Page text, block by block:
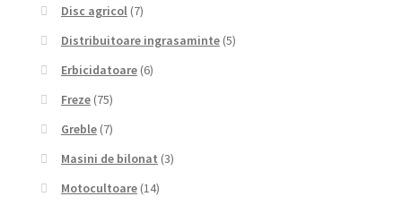
Disc agricol (7)
Distribuitoare ingrasaminte (5)
Erbicidatoare (6)
Freze (75)
Greble (7)
Masini de bilonat (3)
Motocultoare (14)